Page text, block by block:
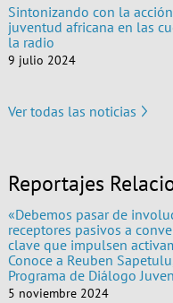
Sintonizando con la
juventud africana en las
la radio
9 julio 2024
Ver todas las noticias
Reportajes
«Debemos pasar de
receptores pasivos a
clave que impulsen
Conoce a Reuben
Programa de Diálogo
5 noviembre 2024